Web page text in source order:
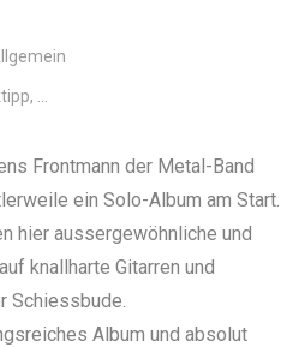
, ...
Frontmann der Metal-Band
ein Solo-Album am Start.
hier aussergewöhnliche und
knallharte Gitarren und
Schiessbude.
Album und absolut